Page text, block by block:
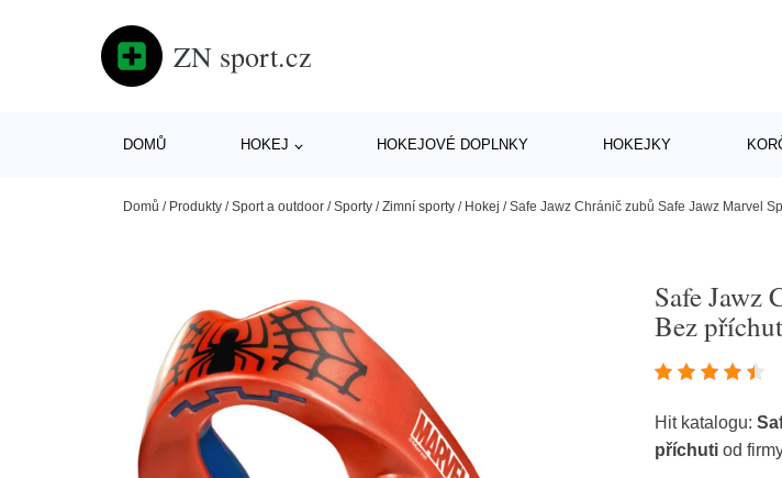
ZN sport.cz
DOMŮ HOKEJ HOKEJOVÉ DOPLNKY HOKEJKY
Domů / Produkty /Sport a outdoor /Sporty /Zimní sporty / Hokej /Safe Jawz Chránič zubů Safe Jawz Marvel
Safe Jawz
Bez
Hit katalogu:
příchuti od